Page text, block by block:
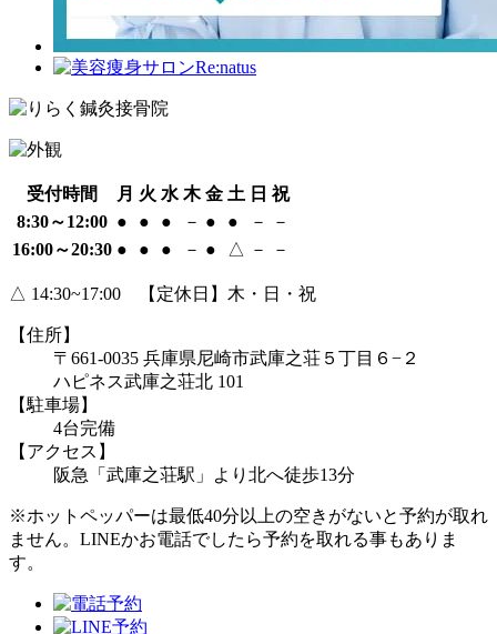
受付時間 月 火 水 木 金 土 日 祝
8:30～12:00 ● ● ● － ● ● －
－
16:00～20:30 ● ● ● － ● △ － －
△ 14:30~17:00 【定休日】木・日・祝
【住所】
〒661-0035 兵庫県尼崎市武庫之荘５丁目６−２
ハピネス武庫之荘北 101
【駐車場】
4台完備
【アクセス】
阪急「武庫之荘駅」より北へ徒歩13分
※ホットペッパーは最低40分以上の空きがないと予約が取れ
ません。LINEかお電話でしたら予約を取れる事もありま
す。